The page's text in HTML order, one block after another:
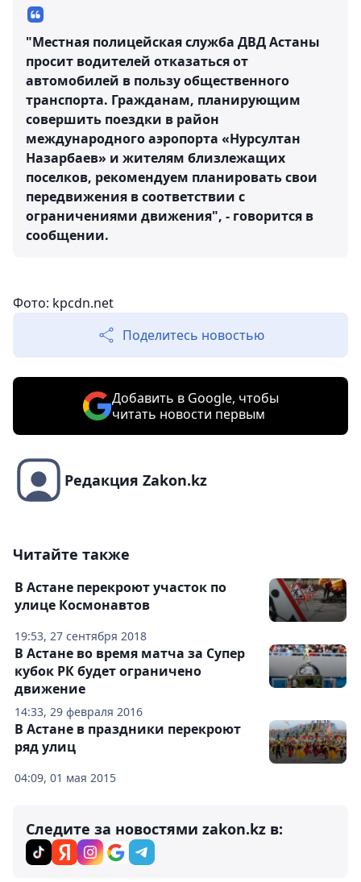
"Местная полицейская служба ДВД Астаны
просит водителей отказаться от
автомобилей в пользу общественного
транспорта. Гражданам, планирующим
совершить поездки в район
международного аэропорта «Нурсултан
Назарбаев» и жителям близлежащих
поселков, рекомендуем планировать свои
передвижения в соответствии с
ограничениями движения", - говорится в
сообщении.
Фото: kpcdn.net
Поделитесь новостью
Добавить в Google, чтобы
читать новости первым
Редакция Zakon.kz
Читайте также
19:53, 27 сентября 2018
В Астане перекроют участок по
улице Космонавтов
14:33, 29 февраля 2016
В Астане во время матча за Супер
кубок РК будет ограничено
движение
04:09, 01 мая 2015
В Астане в праздники перекроют
ряд улиц
Следите за новостями zakon.kz в: